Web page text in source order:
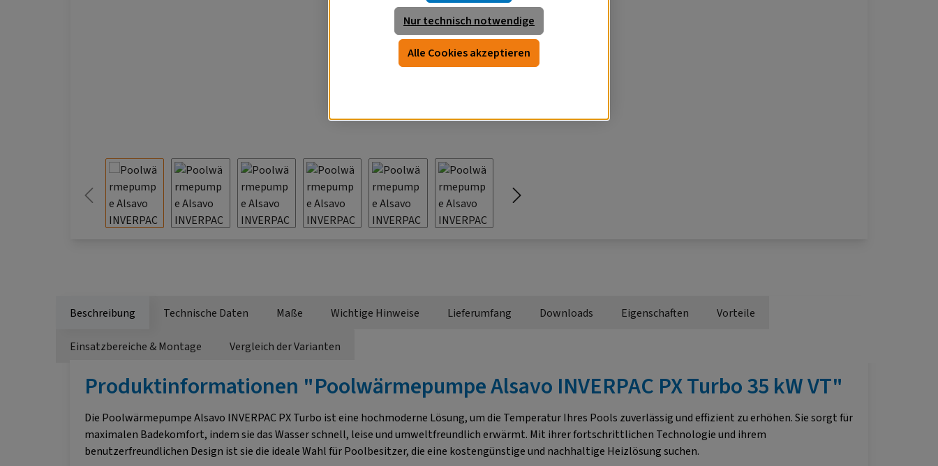
Beschreibung Technische Daten Maße Wichtige Hinweise Lieferumfang Downloads Eigenschaften Vorteile
Einsatzbereiche & Montage Vergleich der Varianten
Produktinformationen "Poolwärmepumpe Alsavo INVERPAC PX Turbo 35 kW VT"
Die Poolwärmepumpe Alsavo INVERPAC PX Turbo ist eine hochmoderne Lösung, um die Temperatur Ihres Pools zuverlässig und effizient zu erhöhen. Sie sorgt für
maximalen Badekomfort, indem sie das Wasser schnell, leise und umweltfreundlich erwärmt. Mit ihrer fortschrittlichen Technologie und ihrem
benutzerfreundlichen Design ist sie die ideale Wahl für Poolbesitzer, die eine kostengünstige und nachhaltige Heizlösung suchen.
Nur technisch notwendige
Alle Cookies akzeptieren